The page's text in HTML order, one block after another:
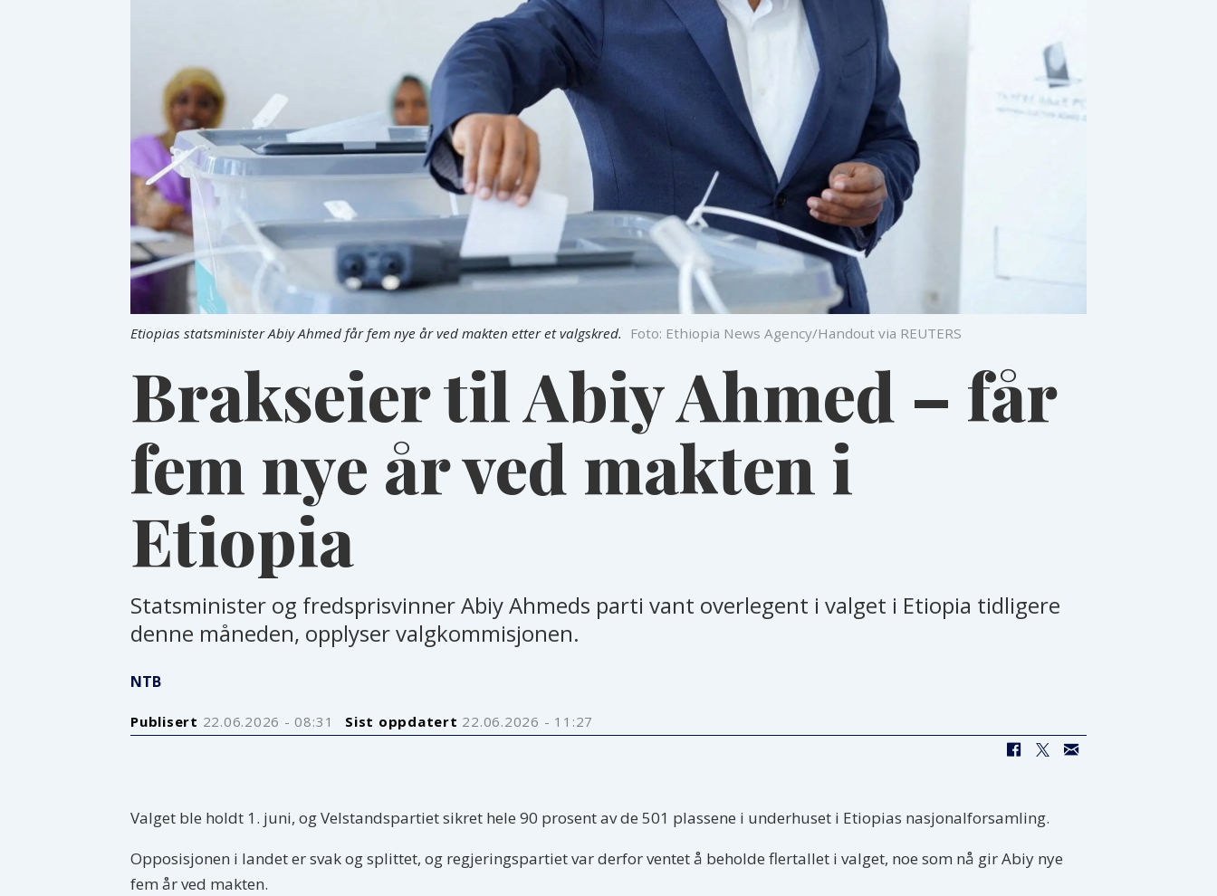
Etiopias statsminister Abiy Ahmed får fem nye år ved makten etter et valgskred. Foto: Ethiopia News Agency/Handout via REUTERS
Brakseier til Abiy Ahmed – får
fem nye år ved makten i
Etiopia
Statsminister og fredsprisvinner Abiy Ahmeds parti vant overlegent i valget i Etiopia tidligere
denne måneden, opplyser valgkommisjonen.
NTB
Publisert 22.06.2026 - 08:31 Sist oppdatert 22.06.2026 - 11:27
Valget ble holdt 1. juni, og Velstandspartiet sikret hele 90 prosent av de 501 plassene i underhuset i Etiopias nasjonalforsamling.
Opposisjonen i landet er svak og splittet, og regjeringspartiet var derfor ventet å beholde flertallet i valget, noe som nå gir Abiy nye
fem år ved makten.